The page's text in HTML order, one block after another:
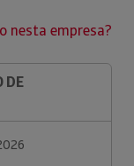
nesta empresa?
DE